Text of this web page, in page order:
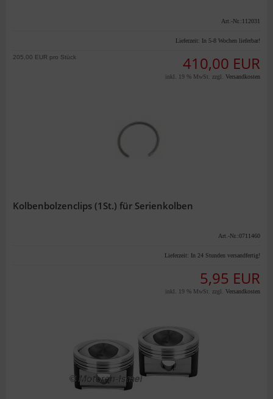
Art.-Nr.:112031
Lieferzeit: In 5-8 Wochen lieferbar!
410,00 EUR
205,00 EUR pro Stück
inkl. 19 % MwSt. zzgl. Versandkosten
Kolbenbolzenclips (1St.) für Serienkolben
Art.-Nr.:0711460
Lieferzeit: In 24 Stunden versandfertig!
5,95 EUR
inkl. 19 % MwSt. zzgl. Versandkosten